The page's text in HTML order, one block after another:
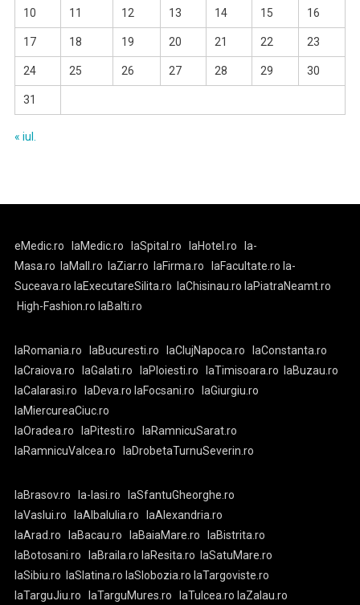
10 11 12 13 14 15 16
17 18 19 20 21 22 23
24 25 26 27 28 29 30
31
« iul.
eMedic.ro laMedic.ro laSpital.ro laHotel.ro
la-
Masa.ro
laMall.ro laZiar.ro laFirma.ro laFacultate.ro la-
Suceava.ro laExecutareSilita.ro laChisinau.ro laPiatraNeamt.ro
High-Fashion.ro laBalti.ro
laRomania.ro laBucuresti.ro laClujNapoca.ro
laConstanta.ro
laCraiova.ro
laGalati.ro laPloiesti.ro laTimisoara.ro
laBuzau.ro
laCalarasi.ro
laDeva.ro laFocsani.ro
laGiurgiu.ro
laMiercureaCiuc.ro
laOradea.ro
laPitesti.ro
laRamnicuSarat.ro
laRamnicuValcea.ro
laDrobetaTurnuSeverin.ro
laBrasov.ro la-Iasi.ro
laSfantuGheorghe.ro
laVaslui.ro
laAlbaIulia.ro
laAlexandria.ro
laArad.ro
laBacau.ro laBaiaMare.ro
laBistrita.ro
laBotosani.ro
laBraila.ro laResita.ro
laSatuMare.ro
laSibiu.ro
laSlatina.ro laSlobozia.ro laTargoviste.ro
laTarguJiu.ro
laTarguMures.ro laTulcea.ro laZalau.ro